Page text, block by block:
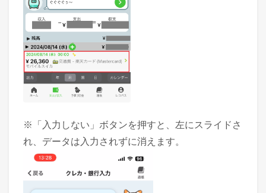
※「入力しない」ボタンを押すと、左にスライドさ
れ、データは入力されずに消えます。